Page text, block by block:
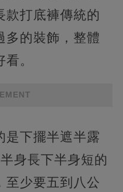
款打底褲傳統的
多的裝飾，整體
。
是下擺半遮半露
身長下半身短的
至少要五到八公